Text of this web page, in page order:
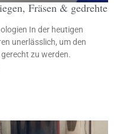
Fräsen & gedrehte
In der heutigen
unerlässlich, um den
zu werden.